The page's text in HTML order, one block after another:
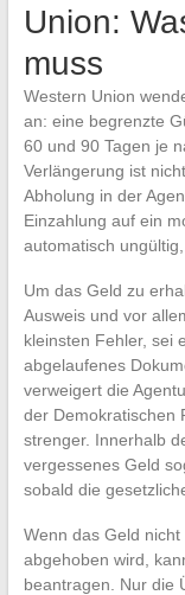
Union:
muss
Western Union
an: eine begrenzte
60 und 90 Tagen je
Verlängerung ist
Abholung in der
Einzahlung auf ein
automatisch
Um das Geld zu
Ausweis und vor
kleinsten Fehler, sei
abgelaufenes
verweigert die
der Demokratischen
strenger. Innerhalb
vergessenes Geld
sobald die
Wenn das Geld
abgehoben wird,
beantragen. Nur die